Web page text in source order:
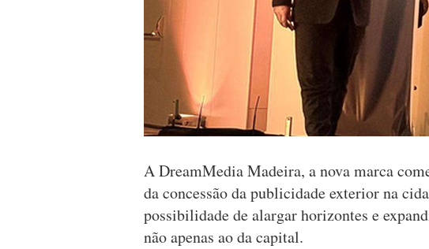
A DreamMedia Madeira, a nova marca
da concessão da publicidade exterior na
possibilidade de alargar horizontes e
não apenas ao da capital.